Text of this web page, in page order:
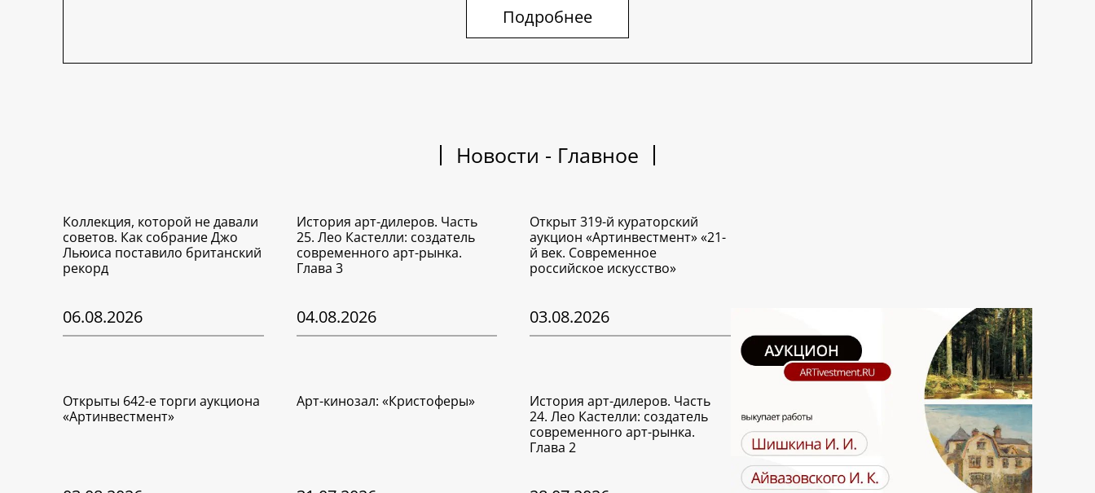
Подробнее
Новости - Главное
Коллекция, которой не давали
советов. Как собрание Джо
Льюиса поставило британский
рекорд
06.08.2026
История арт-дилеров. Часть
25. Лео Кастелли: создатель
современного арт-рынка.
Глава 3
04.08.2026
Открыт 319-й кураторский
аукцион «Артинвестмент» «21-
й век. Современное
российское искусство»
03.08.2026
Открыты 642-е торги аукциона
«Артинвестмент»
Арт-кинозал: «Кристоферы»
История арт-дилеров. Часть
24. Лео Кастелли: создатель
современного арт-рынка.
Глава 2